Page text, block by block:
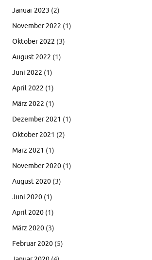
Januar 2023 (2)
November 2022 (1)
Oktober 2022 (3)
August 2022 (1)
Juni 2022 (1)
April 2022 (1)
März 2022 (1)
Dezember 2021 (1)
Oktober 2021 (2)
März 2021 (1)
November 2020 (1)
August 2020 (3)
Juni 2020 (1)
April 2020 (1)
März 2020 (3)
Februar 2020 (5)